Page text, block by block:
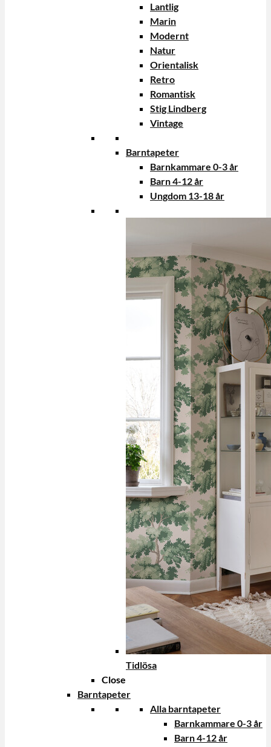
Lantlig
Marin
Modernt
Natur
Orientalisk
Retro
Romantisk
Stig Lindberg
Vintage
Barntapeter
Barnkammare 0-3 år
Barn 4-12 år
Ungdom 13-18 år
Tidlösa
Close
Barntapeter
Alla barntapeter
Barnkammare 0-3 år
Barn 4-12 år